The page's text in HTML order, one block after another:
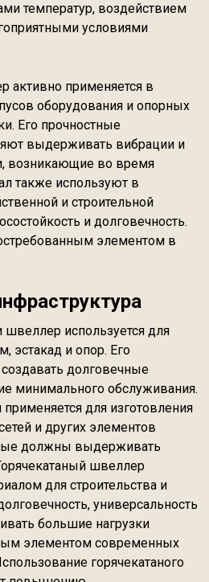
температур, воздействием
условиями
активно применяется в
оборудования и опорных
Его прочностные
выдерживать вибрации и
возникающие во время
также используют в
и строительной
и долговечность.
элементом в
швеллер используется для
эстакад и опор. Его
долговечные
минимального обслуживания.
для изготовления
и других элементов
должны выдерживать
швеллер
для строительства и
универсальность
большие нагрузки
элементом современных
горячекатаного